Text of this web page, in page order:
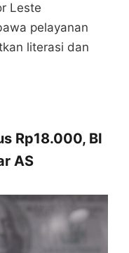
Leste
pelayanan
literasi dan
Rp18.000, BI
AS